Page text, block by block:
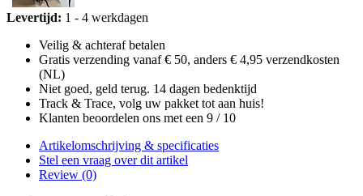
Levertijd: 1 - 4 werkdagen
Veilig & achteraf betalen
Gratis verzending vanaf € 50, anders € 4,95 verzendkosten
(NL)
Niet goed, geld terug. 14 dagen bedenktijd
Track & Trace, volg uw pakket tot aan huis!
Klanten beoordelen ons met een 9 / 10
Artikelomschrijving & specificaties
Stel een vraag over dit artikel
Review (0)